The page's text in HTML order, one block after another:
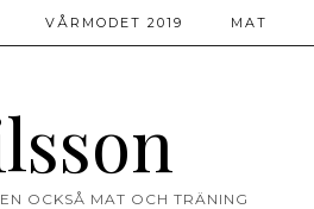
OCKSÅ MAT OCH TRÄNING
VÅRMODET 2019 MAT